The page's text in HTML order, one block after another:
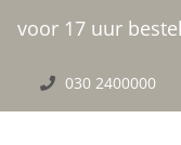
voor 17 uur
Ga naar inhoud
030 2400000